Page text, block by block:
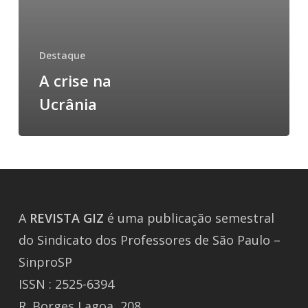
Destaque
A crise na
Ucrânia
A REVISTA GIZ é uma publicação semestral
do Sindicato dos Professores de São Paulo –
SinproSP
ISSN : 2525-6394